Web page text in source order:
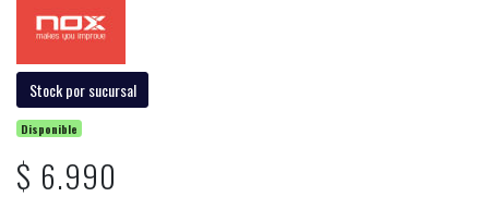
Stock por sucursal
Disponible
$ 6.990